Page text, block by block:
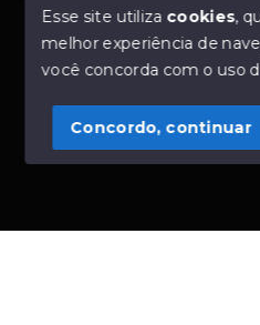
Olá! Estamos
© Copyright 2026 -
- CRECI 42643f | 136.004f
SITE PARA IMOBILIARIA
Esse site utiliza cookies,
melhor experiência de
você concorda com o uso
Concordo, continuar